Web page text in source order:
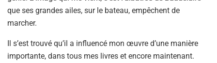
que ses grandes ailes, sur le bateau, empêchent de
marcher.
Il s’est trouvé qu’il a influencé mon œuvre d’une manière
importante, dans tous mes livres et encore maintenant.